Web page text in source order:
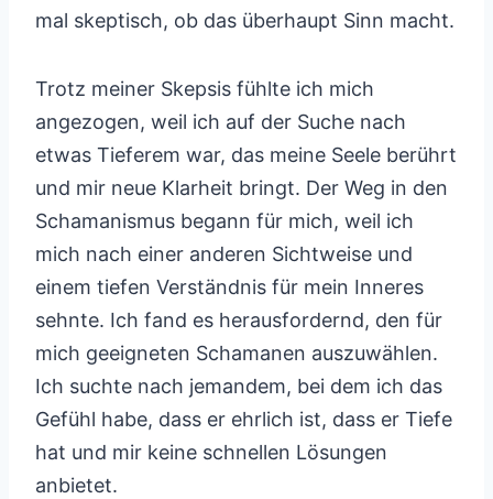
mal skeptisch, ob das überhaupt Sinn macht.
Trotz meiner Skepsis fühlte ich mich
angezogen, weil ich auf der Suche nach
etwas Tieferem war, das meine Seele berührt
und mir neue Klarheit bringt. Der Weg in den
Schamanismus begann für mich, weil ich
mich nach einer anderen Sichtweise und
einem tiefen Verständnis für mein Inneres
sehnte. Ich fand es herausfordernd, den für
mich geeigneten Schamanen auszuwählen.
Ich suchte nach jemandem, bei dem ich das
Gefühl habe, dass er ehrlich ist, dass er Tiefe
hat und mir keine schnellen Lösungen
anbietet.